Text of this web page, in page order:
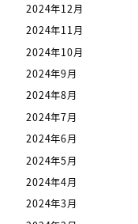
2024年12月
2024年11月
2024年10月
2024年9月
2024年8月
2024年7月
2024年6月
2024年5月
2024年4月
2024年3月